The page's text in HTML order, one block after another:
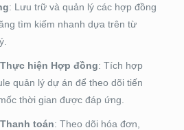
: Lưu trữ và quản lý các hợp đồng
tìm kiếm nhanh dựa trên từ
hiện Hợp đồng: Tích hợp
quản lý dự án để theo dõi tiến
thời gian được đáp ứng.
toán: Theo dõi hóa đơn,